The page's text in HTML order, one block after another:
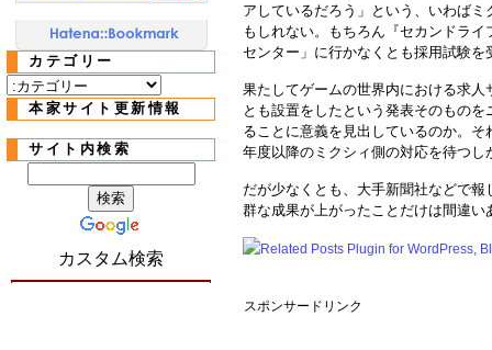
アしているだろう」という、いわば
もしれない。もちろん『セカンドラ
センター」に行かなくとも採用試験を
果たしてゲームの世界内における求
とも設置をしたという発表そのもの
ることに意義を見出しているのか。
年度以降のミクシィ側の対応を待つし
だが少なくとも、大手新聞社などで
群な成果が上がったことだけは間違い
スポンサードリンク
カテゴリー
本家サイト更新情報
サイト内検索
カスタム検索